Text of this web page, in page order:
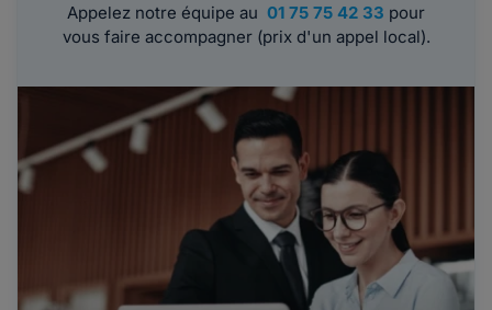
Appelez notre équipe au 01 75 75 42 33 pour
vous faire accompagner (prix d'un appel local).